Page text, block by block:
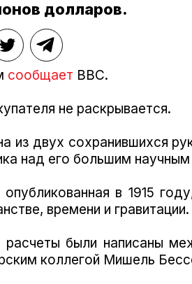
долларов.
сообщает BBC.
не раскрывается.
из двух сохранившихся
над его большим
опубликованная в 1915
времени и гравитации.
были написаны
коллегой Мишель